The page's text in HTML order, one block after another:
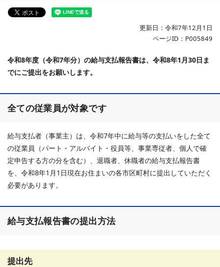
更新日：令和7年12月1日
ページID：P005849
令和8年度（令和7年分）の給与支払報告書は、令和8年1月30日ま
でにご提出をお願いします。
全ての従業員が対象です
給与支払者（事業主）は、令和7年中に給与等の支払いをした全て
の従業員（パート・アルバイト・役員等、事業専従者、個人で確
定申告する方の分を含む）、退職者、休職者の給与支払報告書
を、令和8年1月1日現在お住まいの各市区町村に提出していただく
必要があります。
給与支払報告書の提出方法
提出先